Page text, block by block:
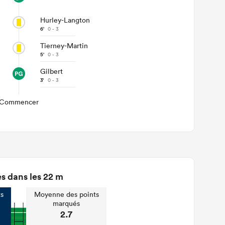
Hurley-Langton
6' 0 - 3
Tierney-Martin
5' 0 - 3
Gilbert
3' 0 - 3
dans les 22 m
Moyenne des points
marqués
2.7